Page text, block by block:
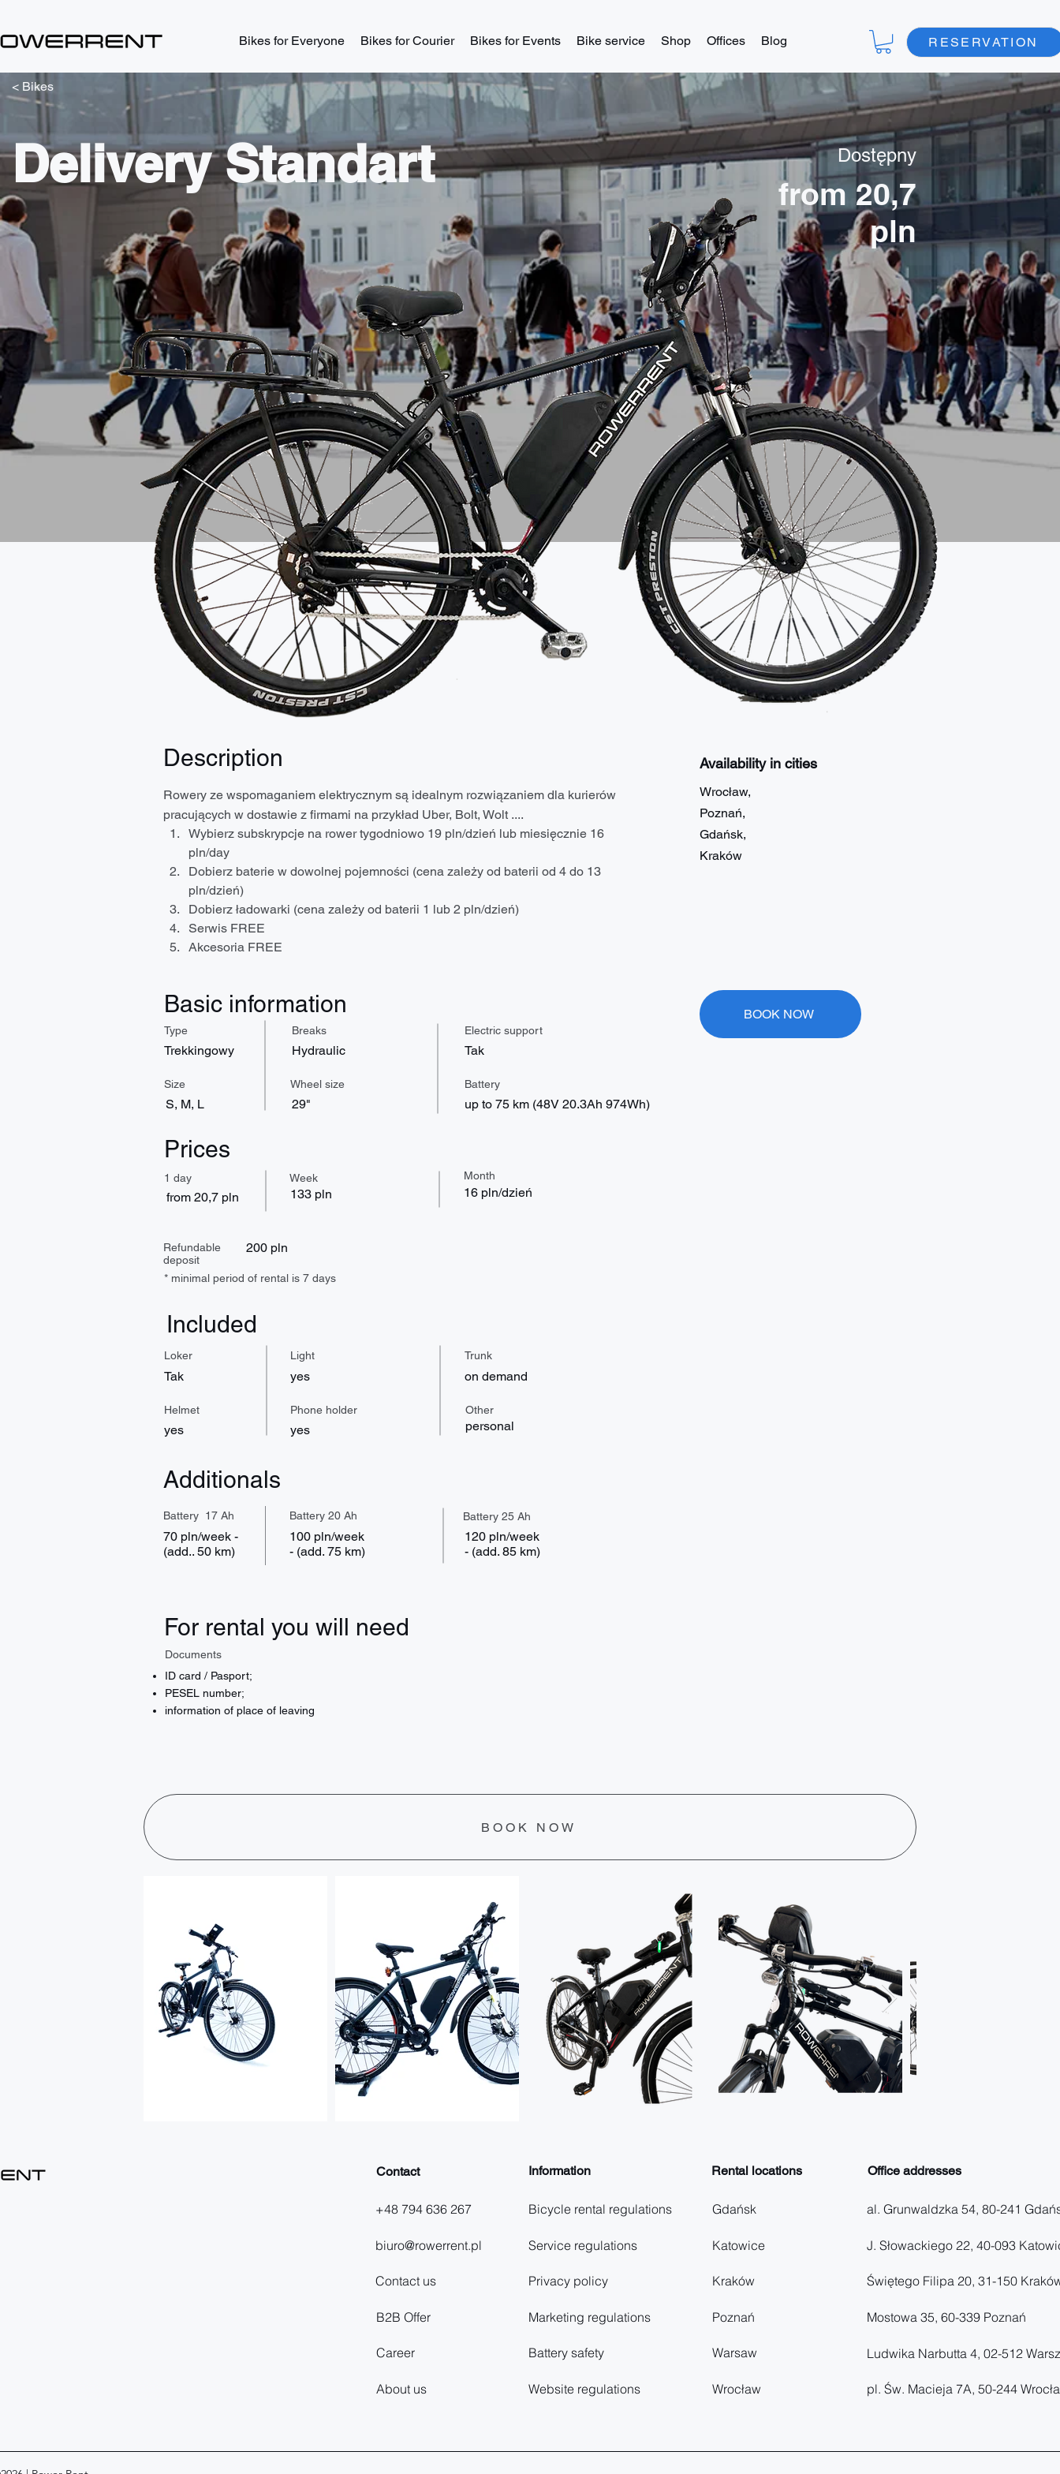
Bikes for Everyone Bikes for Courier Bikes for Events Bike service Shop Offices Blog RESERVATION
< Bikes
Delivery Standart
from 20,7
pln
Dostępny
Description
Rowery ze wspomaganiem elektrycznym są idealnym rozwiązaniem dla kurierów
pracujących w dostawie z firmami na przykład Uber, Bolt, Wolt ....
Wybierz subskrypcje na rower tygodniowo 19 pln/dzień lub miesięcznie 16
pln/day
Dobierz baterie w dowolnej pojemności (cena zależy od baterii od 4 do 13
pln/dzień)
Dobierz ładowarki (cena zależy od baterii 1 lub 2 pln/dzień)
Serwis FREE
Akcesoria FREE
Availability in cities
Wrocław,
Poznań,
Gdańsk,
Kraków
Basic information
Type
Trekkingowy
Breaks
Hydraulic
Electric support
Tak
Size Wheel size
S, M, L 29"
Battery
up to 75 km (48V 20.3Ah 974Wh)
BOOK NOW
Prices
from 20,7 pln
1 day Week
133 pln
Month
16 pln/dzień
Refundable
deposit
200 pln
* minimal period of rental is 7 days
Included
Loker Light
Tak yes
Trunk
on demand
Helmet Phone holder
yes yes
Other
personal
Additionals
Battery 17 Ah Battery 20 Ah
70 pln/week -
(add.. 50 km)
100 pln/week
- (add. 75 km)
Battery 25 Ah
120 pln/week
- (add. 85 km)
For rental you will need
Documents
ID card / Pasport;
PESEL number;
information of place of leaving
BOOK NOW
Contact Information
+48 794 636 267 Bicycle rental regulations
Rental locations
Gdańsk
Office addresses
al. Grunwaldzka 54, 80-241
biuro@rowerrent.pl
Contact us
B2B Offer
Career
About us
Service regulations
Privacy policy
Marketing regulations
Battery safety
Website regulations
Katowice
Kraków
Poznań
Warsaw
Wrocław
J. Słowackiego 22, 40-093
Świętego Filipa 20, 31-150
Mostowa 35, 60-339 Poznań
Ludwika Narbutta 4, 02-512
pl. Św. Macieja 7A, 50-244